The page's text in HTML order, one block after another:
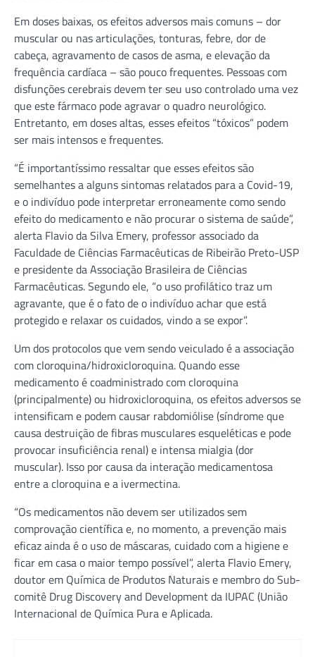
Em doses baixas, os efeitos adversos mais comuns – dor
muscular ou nas articulações, tonturas, febre, dor de
cabeça, agravamento de casos de asma, e elevação da
frequência cardíaca – são pouco frequentes. Pessoas com
disfunções cerebrais devem ter seu uso controlado uma vez
que este fármaco pode agravar o quadro neurológico.
Entretanto, em doses altas, esses efeitos “tóxicos” podem
ser mais intensos e frequentes.
“É importantíssimo ressaltar que esses efeitos são
semelhantes a alguns sintomas relatados para a Covid-19,
e o indivíduo pode interpretar erroneamente como sendo
efeito do medicamento e não procurar o sistema de saúde”,
alerta Flavio da Silva Emery, professor associado da
Faculdade de Ciências Farmacêuticas de Ribeirão Preto-USP
e presidente da Associação Brasileira de Ciências
Farmacêuticas. Segundo ele, “o uso profilático traz um
agravante, que é o fato de o indivíduo achar que está
protegido e relaxar os cuidados, vindo a se expor”.
Um dos protocolos que vem sendo veiculado é a associação
com cloroquina/hidroxicloroquina. Quando esse
medicamento é coadministrado com cloroquina
(principalmente) ou hidroxicloroquina, os efeitos adversos se
intensificam e podem causar rabdomiólise (síndrome que
causa destruição de fibras musculares esqueléticas e pode
provocar insuficiência renal) e intensa mialgia (dor
muscular). Isso por causa da interação medicamentosa
entre a cloroquina e a ivermectina.
“Os medicamentos não devem ser utilizados sem
comprovação científica e, no momento, a prevenção mais
eficaz ainda é o uso de máscaras, cuidado com a higiene e
ficar em casa o maior tempo possível”, alerta Flavio Emery,
doutor em Química de Produtos Naturais e membro do Sub-
comitê Drug Discovery and Development da IUPAC (União
Internacional de Química Pura e Aplicada.